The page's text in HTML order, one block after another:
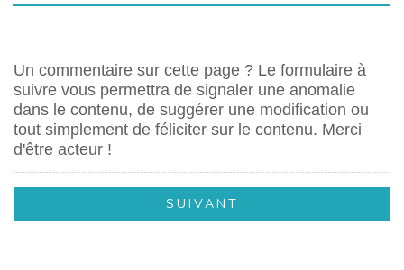
Un commentaire sur cette page ? Le formulaire à
suivre vous permettra de signaler une anomalie
dans le contenu, de suggérer une modification ou
tout simplement de féliciter sur le contenu. Merci
d'être acteur !